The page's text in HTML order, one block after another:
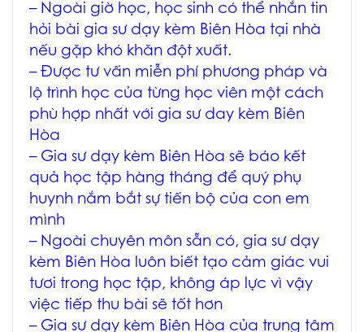
– Ngoài giờ học, học sinh có thể nhắn tin
hỏi bài gia sư dạy kèm Biên Hòa tại nhà
nếu gặp khó khăn đột xuất.
– Được tư vấn miễn phí phương pháp và
lộ trình học của từng học viên một cách
phù hợp nhất với gia sư day kèm Biên
Hòa
– Gia sư dạy kèm Biên Hòa sẽ báo kết
quả học tập hàng tháng để quý phụ
huynh nắm bắt sự tiến bộ của con em
mình
– Ngoài chuyên môn sẵn có, gia sư dạy
kèm Biên Hòa luôn biết tạo cảm giác vui
tươi trong học tập, không áp lực vì vậy
việc tiếp thu bài sẽ tốt hơn
– Gia sư dạy kèm Biên Hòa của trung tâm